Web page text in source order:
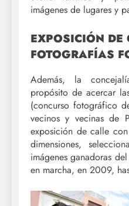
imágenes de lugares y
EXPOSICIÓN DE
FOTOGRAFÍAS
Además, la
propósito de acercar
(concurso fotográfico
vecinos y vecinas de
exposición de calle
dimensiones,
imágenes ganadoras
en marcha, en 2009,